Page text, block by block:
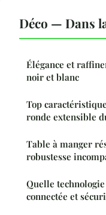
Déco — Dans
Élégance et
noir et blanc
Top
ronde extensible
Table à manger
robustesse
Quelle
connectée et